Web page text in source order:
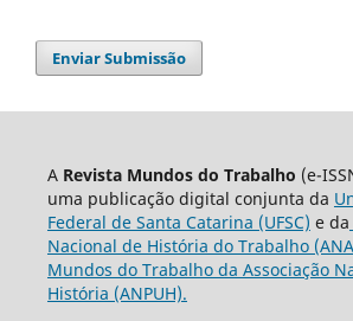
Enviar Submissão
A Revista Mundos do Trabalho (e-
uma publicação digital conjunta da
Federal de Santa Catarina (UFSC) e da
Nacional de História do Trabalho
Mundos do Trabalho da Associação
História (ANPUH).